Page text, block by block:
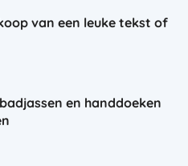
van een leuke tekst of
en handdoeken